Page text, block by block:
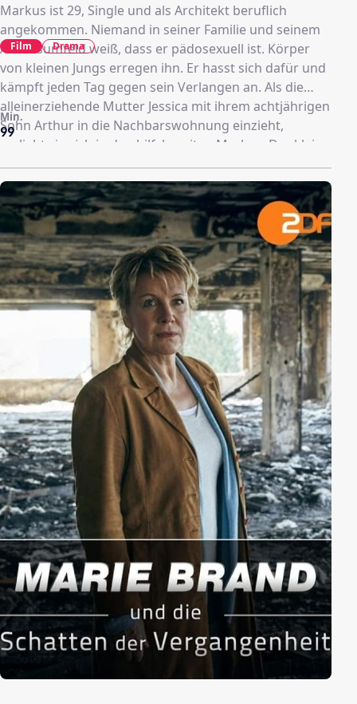
Markus ist 29, Single und als Architekt beruflich
angekommen. Niemand in seiner Familie und seinem
Arbeitsumfeld weiß, dass er pädosexuell ist. Körper
von kleinen Jungs erregen ihn. Er hasst sich dafür und
kämpft jeden Tag gegen sein Verlangen an. Als die
alleinerziehende Mutter Jessica mit ihrem achtjährigen
Sohn Arthur in die Nachbarswohnung einzieht,
verliebt sie sich in den hilfsbereiten Markus. Der kleine
Arthur mag es, wenn Markus auf ihn aufpasst, und
sieht in ihm eine Vaterfigur. Doch Markus ahnt, dass er
sein Verlangen auf Dauer nicht unter Kontrolle haben
wird. Er kämpft darum, den lauter werdenden Rufen in
seinem Kopf zu widerstehen.
99
Min.
Film Drama